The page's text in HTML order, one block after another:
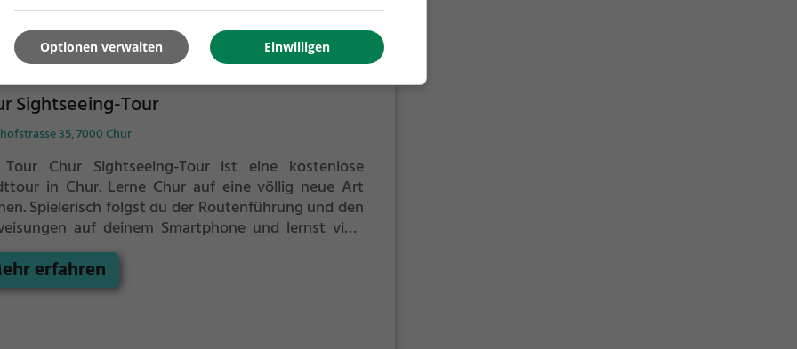
Sightseeing-Tour
35, 7000 Chur
Chur Sightseeing-Tour ist eine kostenlose
in Chur. Lerne Chur auf eine völlig neue Art
Spielerisch folgst du der Routenführung und den
auf deinem Smartphone und lernst viele
Ecken von Chur kennen.
erfahren
Einwilligen
Optionen verwalten